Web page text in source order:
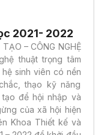
2021- 2022
– CÔNG NGHỆ
thuật trọng tâm
sinh viên có nền
thạo kỹ năng
để hội nhập và
của xã hội hiện
Khoa Thiết kế và